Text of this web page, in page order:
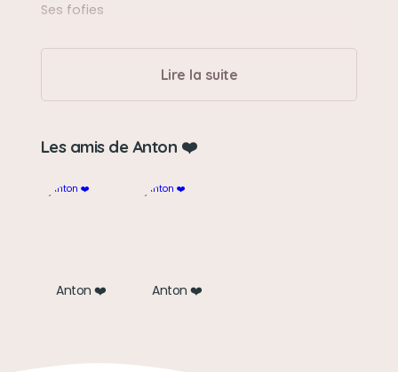
Ses fofies
Son loisir préféré
Se balader
Lire la suite
Les amis de Anton ❤️
Anton ❤️ Anton ❤️